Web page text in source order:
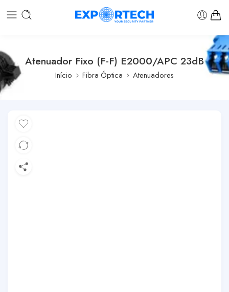
Atenuador Fixo (F-F) E2000/APC 23dB
Início Fibra Óptica Atenuadores